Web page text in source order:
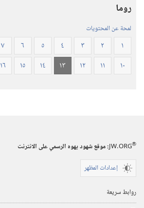
روما
لمحة عن المحتويات
١ ٢ ٣ ٤ ٥ ٦ ٧
١٠
١١ ١٢ ١٣ ١٤ ١٥ ١٦
JW.ORG®
:‏ موقع شهود يهوه الرسمي على الانترنت
إعدادات المظهر
روابط سريعة